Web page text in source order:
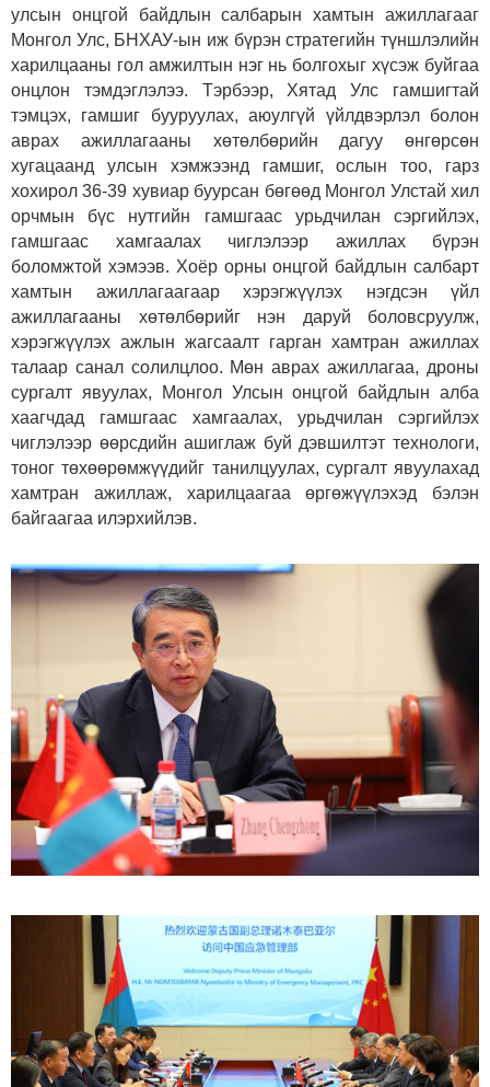
улсын онцгой байдлын салбарын хамтын ажиллагааг
Монгол Улс, БНХАУ-ын иж бүрэн стратегийн түншлэлийн
харилцааны гол амжилтын нэг нь болгохыг хүсэж буйгаа
онцлон тэмдэглэлээ. Тэрбээр, Хятад Улс гамшигтай
тэмцэх, гамшиг бууруулах, аюулгүй үйлдвэрлэл болон
аврах ажиллагааны хөтөлбөрийн дагуу өнгөрсөн
хугацаанд улсын хэмжээнд гамшиг, ослын тоо, гарз
хохирол 36-39 хувиар буурсан бөгөөд Монгол Улстай хил
орчмын бүс нутгийн гамшгаас урьдчилан сэргийлэх,
гамшгаас хамгаалах чиглэлээр ажиллах бүрэн
боломжтой хэмээв. Хоёр орны онцгой байдлын салбарт
хамтын ажиллагаагаар хэрэгжүүлэх нэгдсэн үйл
ажиллагааны хөтөлбөрийг нэн даруй боловсруулж,
хэрэгжүүлэх ажлын жагсаалт гарган хамтран ажиллах
талаар санал солилцлоо. Мөн аврах ажиллагаа, дроны
сургалт явуулах, Монгол Улсын онцгой байдлын алба
хаагчдад гамшгаас хамгаалах, урьдчилан сэргийлэх
чиглэлээр өөрсдийн ашиглаж буй дэвшилтэт технологи,
тоног төхөөрөмжүүдийг танилцуулах, сургалт явуулахад
хамтран ажиллаж, харилцаагаа өргөжүүлэхэд бэлэн
байгаагаа илэрхийлэв.